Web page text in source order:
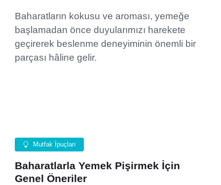
Baharatların kokusu ve aroması, yemeğe
başlamadan önce duyularımızı harekete
geçirerek beslenme deneyiminin önemli bir
parçası hâline gelir.
Mutfak İpuçları
Baharatlarla Yemek Pişirmek İçin
Genel Öneriler